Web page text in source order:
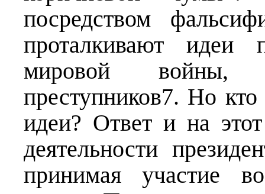
посредством
проталкивают идеи
мировой войны,
преступников7. Но кто
идеи? Ответ и на
деятельности
принимая участие